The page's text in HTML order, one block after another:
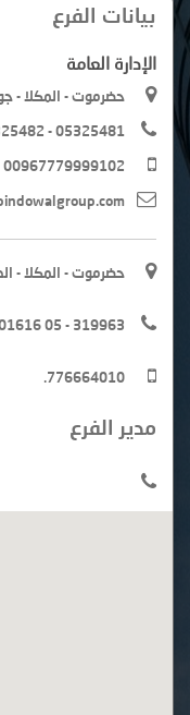
بيانات الفرع
الإدارة العامة
حضرموت - المكلا -
- 05325481
00967779999102
حضرموت - المكلا -
05 - 319963
.776664010
مدير الفرع